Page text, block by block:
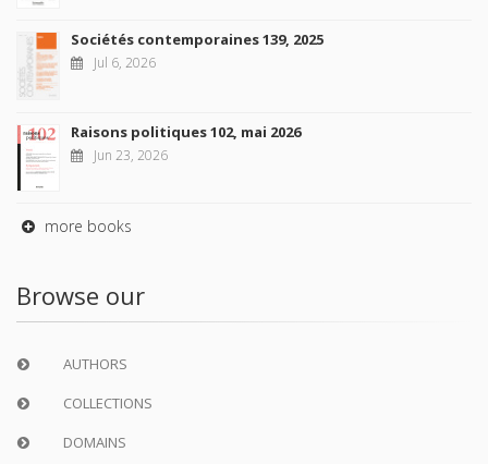
Sociétés contemporaines 139, 2025
Jul 6, 2026
Raisons politiques 102, mai 2026
Jun 23, 2026
more books
Browse our
AUTHORS
COLLECTIONS
DOMAINS